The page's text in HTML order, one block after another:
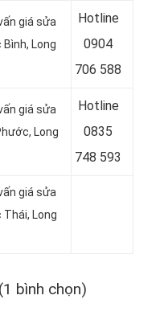
giá sửa
Long
Hotline
0904
706 588
giá sửa
Long
Hotline
0835
748 593
giá sửa
Long
bình chọn)